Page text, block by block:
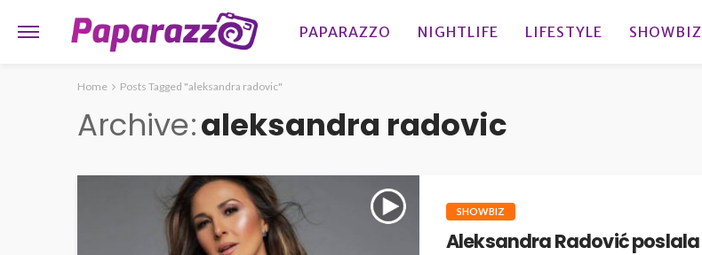
PAPARAZZO NIGHTLIFE LIFESTYLE SHOWBIZ
Home Posts Tagged "aleksandra radovic"
Archive aleksandra radovic
SHOWBIZ
Aleksandra Radović poslala